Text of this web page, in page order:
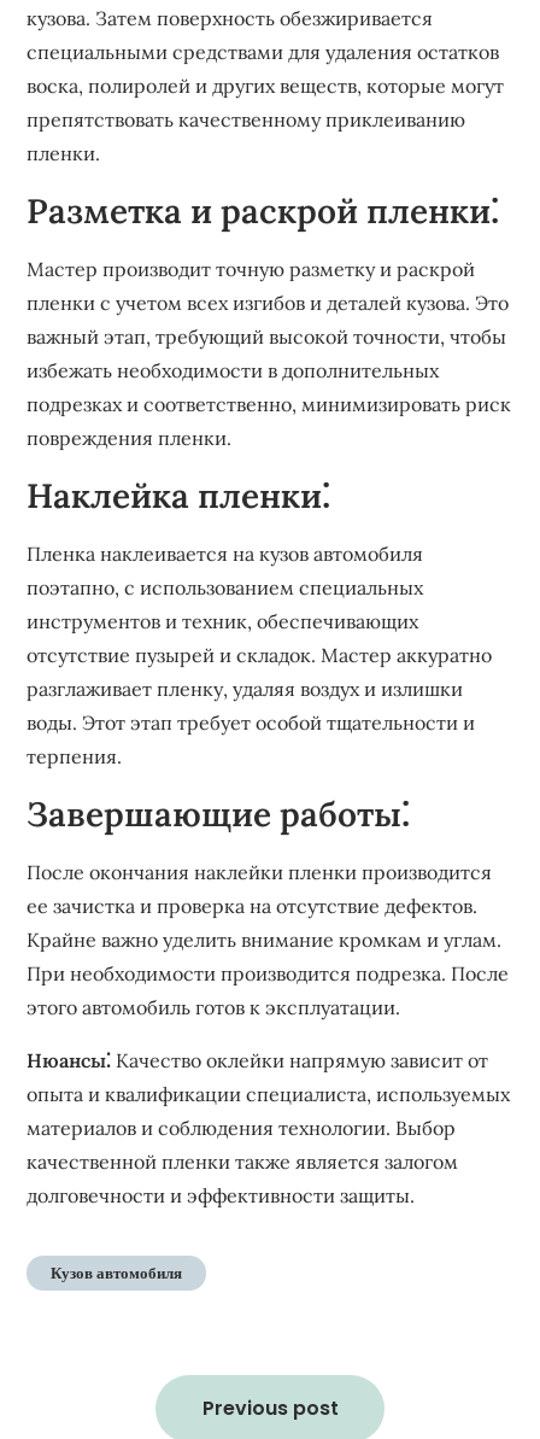
кузова. Затем поверхность обезжиривается
специальными средствами для удаления остатков
воска, полиролей и других веществ, которые могут
препятствовать качественному приклеиванию
пленки.
Разметка и раскрой пленки⁚
Мастер производит точную разметку и раскрой
пленки с учетом всех изгибов и деталей кузова. Это
важный этап, требующий высокой точности, чтобы
избежать необходимости в дополнительных
подрезках и соответственно, минимизировать риск
повреждения пленки.
Наклейка пленки⁚
Пленка наклеивается на кузов автомобиля
поэтапно, с использованием специальных
инструментов и техник, обеспечивающих
отсутствие пузырей и складок. Мастер аккуратно
разглаживает пленку, удаляя воздух и излишки
воды. Этот этап требует особой тщательности и
терпения.
Завершающие работы⁚
После окончания наклейки пленки производится
ее зачистка и проверка на отсутствие дефектов.
Крайне важно уделить внимание кромкам и углам.
При необходимости производится подрезка. После
этого автомобиль готов к эксплуатации.
Нюансы⁚ Качество оклейки напрямую зависит от
опыта и квалификации специалиста, используемых
материалов и соблюдения технологии. Выбор
качественной пленки также является залогом
долговечности и эффективности защиты.
Кузов автомобиля
Previous post